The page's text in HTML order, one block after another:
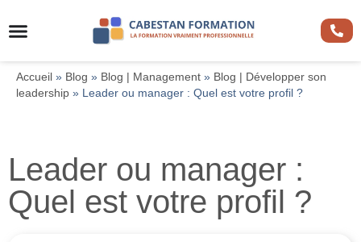
Accueil » Blog » Blog | Management » Blog | Développer son
leadership » Leader ou manager : Quel est votre profil ?
Leader ou manager :
Quel est votre profil ?